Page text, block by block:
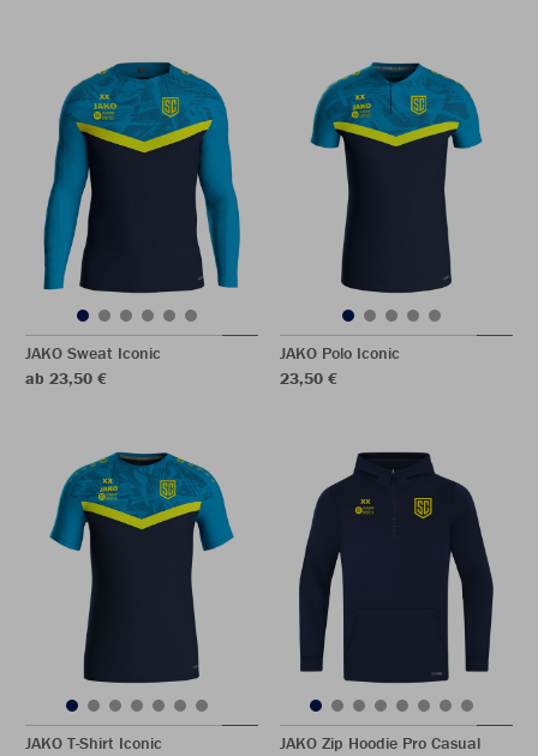
JAKO Sweat Iconic
ab 23,50 €
JAKO Polo Iconic
23,50 €
JAKO T-Shirt Iconic
JAKO Zip Hoodie Pro Casual